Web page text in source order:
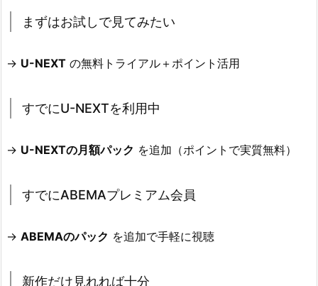
まずはお試しで見てみたい
→ U-NEXT の無料トライアル＋ポイント活用
すでにU-NEXTを利用中
→ U-NEXTの月額パック を追加（ポイントで実質無料）
すでにABEMAプレミアム会員
→ ABEMAのパック を追加で手軽に視聴
新作だけ見れれば十分